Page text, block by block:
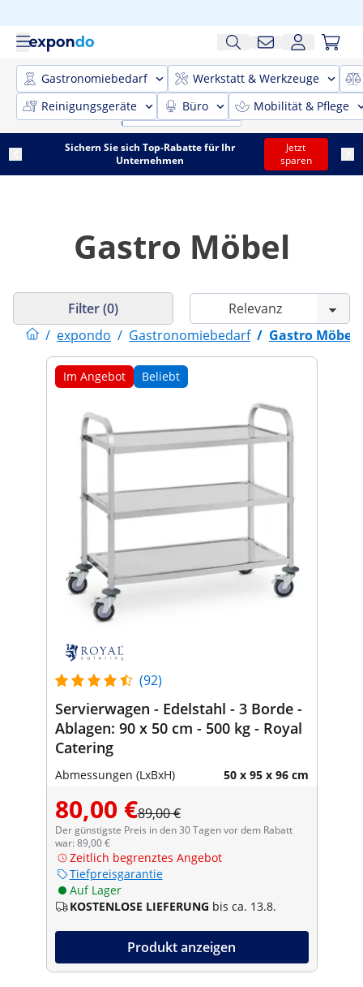
Gastronomiebedarf
Werkstatt & Werkzeuge
Reinigungsgeräte
Büro Mobilität & Pflege
Sichern Sie sich Top-Rabatte für Ihr
Unternehmen
Jetzt
sparen
Gastro Möbel
/ expondo / Gastronomiebedarf / Gastro Möbel
Filter (0)
Im Angebot Beliebt
(92)
Servierwagen - Edelstahl - 3 Borde -
Ablagen: 90 x 50 cm - 500 kg - Royal
Catering
Abmessungen (LxBxH) 50 x 95 x 96 cm
80,00 €89,00 €
Der günstigste Preis in den 30 Tagen vor dem Rabatt
war: 89,00 €
Zeitlich begrenztes Angebot
Tiefpreisgarantie
Auf Lager
KOSTENLOSE LIEFERUNG bis ca. 13.8.
Produkt anzeigen